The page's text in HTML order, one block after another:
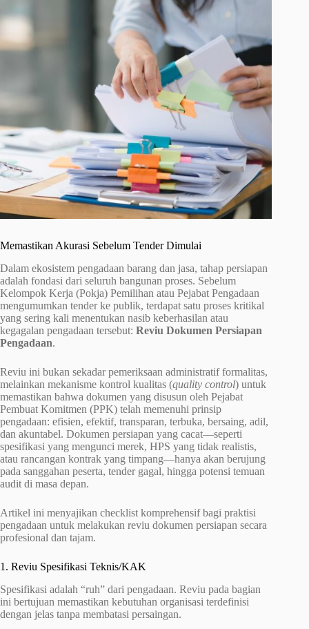
Memastikan Akurasi Sebelum Tender Dimulai
Dalam ekosistem pengadaan barang dan jasa, tahap persiapan
adalah fondasi dari seluruh bangunan proses. Sebelum
Kelompok Kerja (Pokja) Pemilihan atau Pejabat Pengadaan
mengumumkan tender ke publik, terdapat satu proses kritikal
yang sering kali menentukan nasib keberhasilan atau
kegagalan pengadaan tersebut: Reviu Dokumen Persiapan
Pengadaan.
Reviu ini bukan sekadar pemeriksaan administratif formalitas,
melainkan mekanisme kontrol kualitas (quality control) untuk
memastikan bahwa dokumen yang disusun oleh Pejabat
Pembuat Komitmen (PPK) telah memenuhi prinsip
pengadaan: efisien, efektif, transparan, terbuka, bersaing, adil,
dan akuntabel. Dokumen persiapan yang cacat—seperti
spesifikasi yang mengunci merek, HPS yang tidak realistis,
atau rancangan kontrak yang timpang—hanya akan berujung
pada sanggahan peserta, tender gagal, hingga potensi temuan
audit di masa depan.
Artikel ini menyajikan checklist komprehensif bagi praktisi
pengadaan untuk melakukan reviu dokumen persiapan secara
profesional dan tajam.
1. Reviu Spesifikasi Teknis/KAK
Spesifikasi adalah “ruh” dari pengadaan. Reviu pada bagian
ini bertujuan memastikan kebutuhan organisasi terdefinisi
dengan jelas tanpa membatasi persaingan.